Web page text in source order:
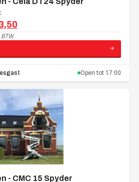
Open tot 17:00
- CMC 15 Spyder